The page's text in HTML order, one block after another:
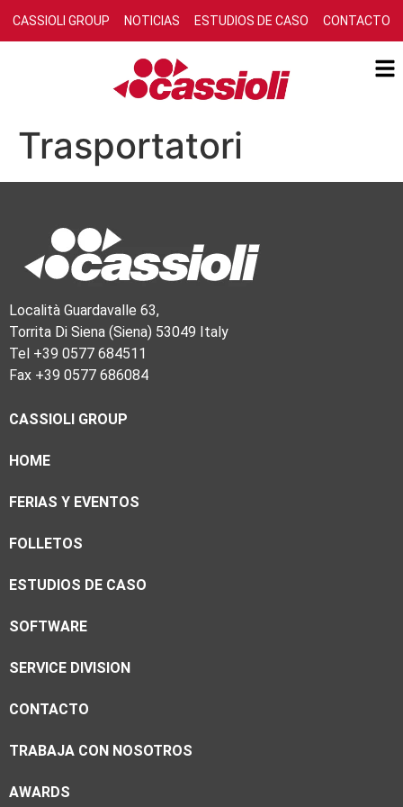
CASSIOLI GROUP NOTICIAS ESTUDIOS DE CASO CONTACTO
Trasportatori
Località Guardavalle 63,
Torrita Di Siena (Siena) 53049 Italy
Tel +39 0577 684511
Fax +39 0577 686084
CASSIOLI GROUP
HOME
FERIAS Y EVENTOS
FOLLETOS
ESTUDIOS DE CASO
SOFTWARE
SERVICE DIVISION
CONTACTO
TRABAJA CON NOSOTROS
AWARDS